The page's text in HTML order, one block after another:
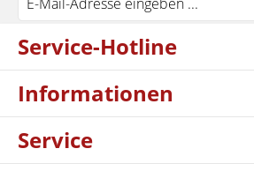
Service-Hotline
Informationen
Service